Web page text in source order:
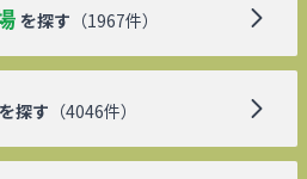
を探す （1967件）
を探す （4046件）